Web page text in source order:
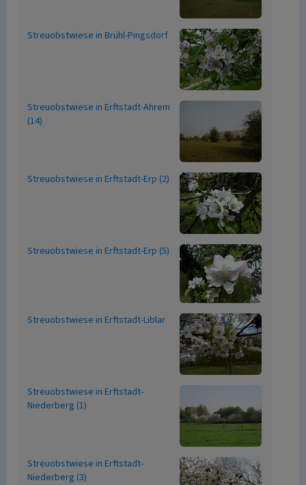
Streuobstwiese in Brühl-Pingsdorf
Streuobstwiese in Erftstadt-Ahrem
(14)
Streuobstwiese in Erftstadt-Erp (2)
Streuobstwiese in Erftstadt-Erp (5)
Streuobstwiese in Erftstadt-Liblar
Streuobstwiese in Erftstadt-
Niederberg (1)
Streuobstwiese in Erftstadt-
Niederberg (3)